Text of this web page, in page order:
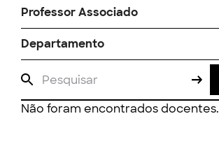
Professor Associado
Departamento
Não foram encontrados docentes.